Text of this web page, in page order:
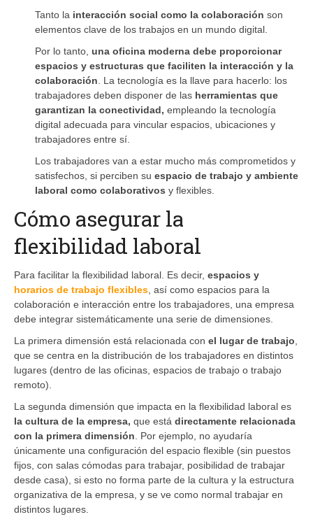
Tanto la interacción social como la colaboración son
elementos clave de los trabajos en un mundo digital.
Por lo tanto, una oficina moderna debe proporcionar
espacios y estructuras que faciliten la interacción y la
colaboración . La tecnología es la llave para hacerlo: los
trabajadores deben disponer de las herramientas que
garantizan la conectividad, empleando la tecnología
digital adecuada para vincular espacios, ubicaciones y
trabajadores entre sí.
Los trabajadores van a estar mucho más comprometidos y
satisfechos, si perciben su espacio de trabajo y ambiente
laboral como colaborativos y flexibles.
Cómo asegurar la
flexibilidad laboral
Para facilitar la flexibilidad laboral. Es decir, espacios y
horarios de trabajo flexibles , así como espacios para la
colaboración e interacción entre los trabajadores, una empresa
debe integrar sistemáticamente una serie de dimensiones.
La primera dimensión está relacionada con el lugar de trabajo
que se centra en la distribución de los trabajadores en distintos
lugares (dentro de las oficinas, espacios de trabajo o trabajo
remoto).
La segunda dimensión que impacta en la flexibilidad laboral es
la cultura de la empresa, que está directamente relacionada
con la primera dimensión . Por ejemplo, no ayudaría
únicamente una configuración del espacio flexible (sin puestos
fijos, con salas cómodas para trabajar, posibilidad de trabajar
desde casa), si esto no forma parte de la cultura y la estructura
organizativa de la empresa, y se ve como normal trabajar en
distintos lugares.